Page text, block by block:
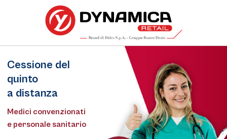
Cessione del
quinto
a distanza
Medici convenzionati
e personale sanitario